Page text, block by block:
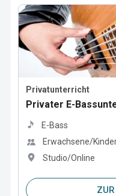
Privatunterricht
Privater E-
E-Bass
Erwachsene/
Studio/Online